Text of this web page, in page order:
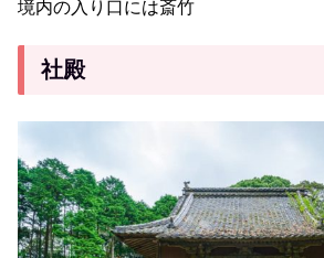
境内の入り口には斎竹
社殿